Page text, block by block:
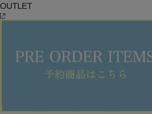
OUTLET
フラボアの秋祭り2025